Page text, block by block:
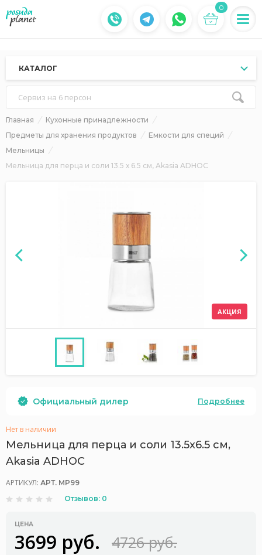
0
КАТАЛОГ
Сервиз на 6 персон
Главная
Кухонные принадлежности
Предметы для хранения продуктов
Емкости для специй
Мельницы
Мельница для перца и соли 13.5 х 6.5 см, Akasia ADHOC
АКЦИЯ
Официальный дилер Подробнее
Нет в наличии
Мельница для перца и соли 13.5x6.5 см,
Akasia ADHOC
АРТИКУЛ: АРТ. MP99
Отзывов: 0
ЦЕНА
3699 руб. 4726 руб.